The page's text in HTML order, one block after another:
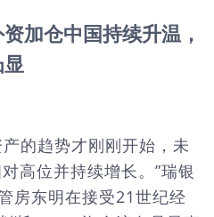
加仓中国持续升温，
的趋势才刚刚开始，未
高位并持续增长。”瑞银
房东明在接受21世纪经